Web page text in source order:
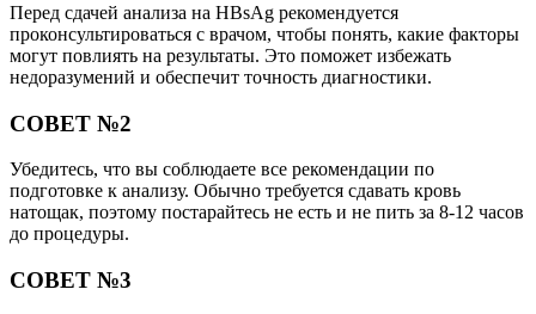
Перед сдачей анализа на HBsAg рекомендуется
проконсультироваться с врачом, чтобы понять, какие факторы
могут повлиять на результаты. Это поможет избежать
недоразумений и обеспечит точность диагностики.
СОВЕТ №2
Убедитесь, что вы соблюдаете все рекомендации по
подготовке к анализу. Обычно требуется сдавать кровь
натощак, поэтому постарайтесь не есть и не пить за 8-12 часов
до процедуры.
СОВЕТ №3